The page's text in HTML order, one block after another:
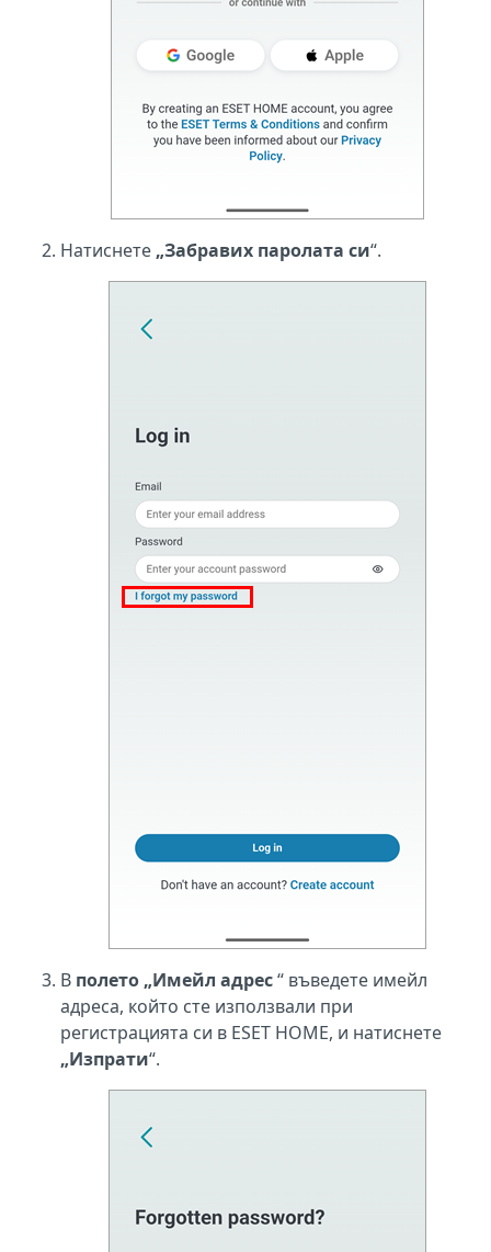
Натиснете „Забравих паролата си“.
В полето „Имейл адрес“ въведете имейл
адреса, който сте използвали при
регистрацията си в ESET HOME, и натиснете
„Изпрати“.